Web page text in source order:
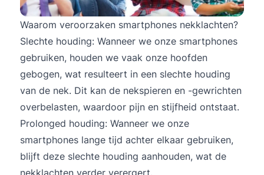
Waarom veroorzaken smartphones nekklachten?
Slechte houding: Wanneer we onze smartphones
gebruiken, houden we vaak onze hoofden
gebogen, wat resulteert in een slechte houding
van de nek. Dit kan de nekspieren en -gewrichten
overbelasten, waardoor pijn en stijfheid ontstaat.
Prolonged houding: Wanneer we onze
smartphones lange tijd achter elkaar gebruiken,
blijft deze slechte houding aanhouden, wat de
nekklachten verder verergert.